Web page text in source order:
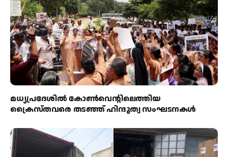
മധ്യപ്രദേശിൽ കോൺവെന്റിലെത്തിയ
ക്രൈസ്തവരെ തടഞ്ഞ് ഹിന്ദുത്വ സംഘടനകൾ